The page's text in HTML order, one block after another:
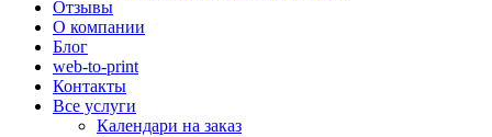
Отзывы
О компании
Блог
web-to-print
Контакты
Все услуги
Календари на заказ